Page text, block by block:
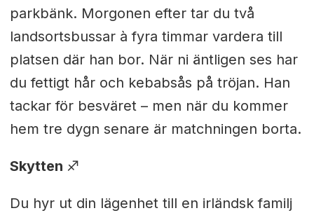
parkbänk. Morgonen efter tar du två
landsortsbussar à fyra timmar vardera till
platsen där han bor. När ni äntligen ses har
du fettigt hår och kebabsås på tröjan. Han
tackar för besväret – men när du kommer
hem tre dygn senare är matchningen borta.
Skytten ♐︎
Du hyr ut din lägenhet till en irländsk familj